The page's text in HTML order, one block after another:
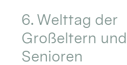
6. Welttag der
Großeltern und
Senioren